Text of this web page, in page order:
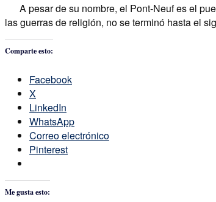
A pesar de su nombre, el Pont-Neuf es el
las guerras de religión, no se terminó hasta el
Comparte esto:
Facebook
X
LinkedIn
WhatsApp
Correo electrónico
Pinterest
Me gusta esto: